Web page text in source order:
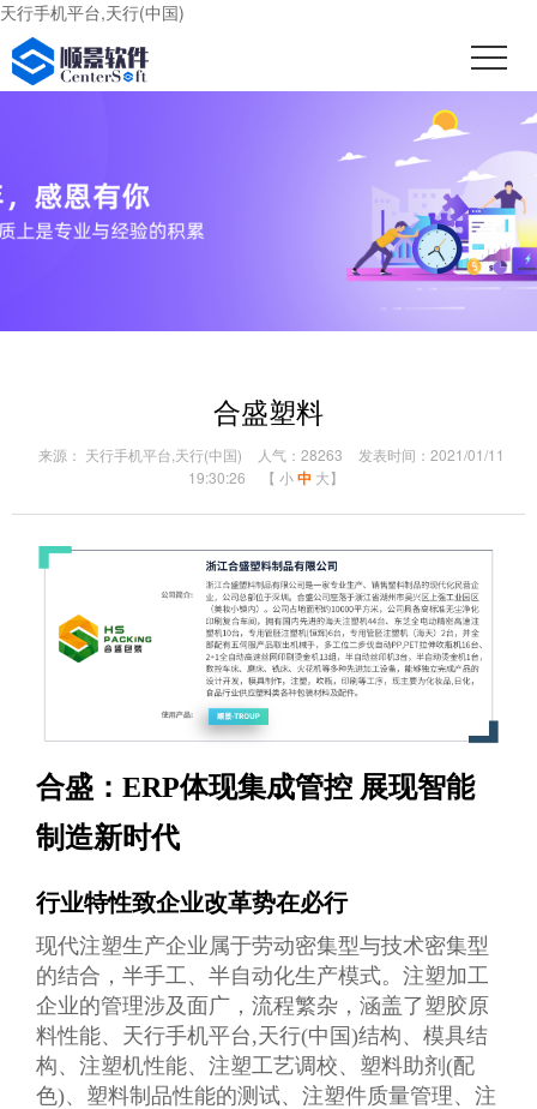
天行手机平台,天行(中国)
合盛塑料
来源： 天行手机平台,天行(中国) 人气：28263
发表时间：2021/01/11
19:30:26
【 小 中 大】
合盛：ERP体现集成管控 展现智能
制造新时代
行业特性致企业改革势在必行
现代注塑生产企业属于劳动密集型与技术密集型
的结合，半手工、半自动化生产模式。注塑加工
企业的管理涉及面广，流程繁杂，涵盖了塑胶原
料性能、天行手机平台,天行(中国)结构、模具结
构、注塑机性能、注塑工艺调校、塑料助剂(配
色)、塑料制品性能的测试、注塑件质量管理、注